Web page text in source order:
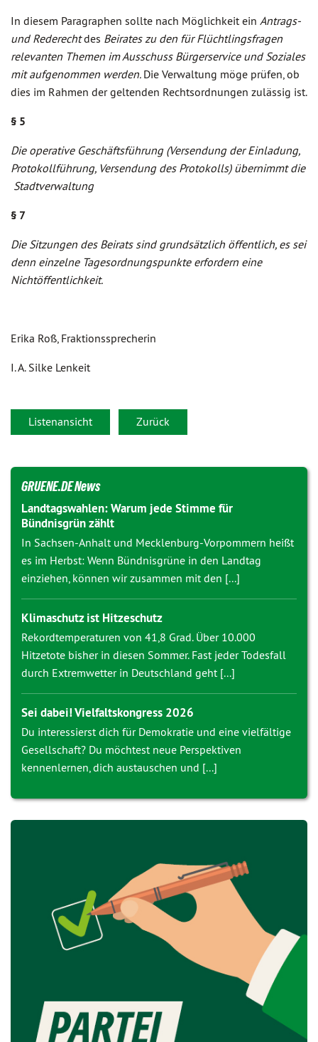
In diesem Paragraphen sollte nach Möglichkeit ein Antrags-
und Rederechtdes Beirates zu den für Flüchtlingsfragen
relevanten Themen im Ausschuss Bürgerservice und Soziales
mit aufgenommen werden. Die Verwaltung möge prüfen, ob
dies im Rahmen der geltenden Rechtsordnungen zulässig ist.
§ 5
Die operative Geschäftsführung (Versendung der Einladung,
Protokollführung, Versendung des Protokolls) übernimmt die
Stadtverwaltung
§ 7
Die Sitzungen des Beirats sind grundsätzlich öffentlich, es sei
denn einzelne Tagesordnungspunkte erfordern eine
Nichtöffentlichkeit.
Erika Roß, Fraktionssprecherin
I. A. Silke Lenkeit
Listenansicht Zurück
GRUENE.DE News
Landtagswahlen: Warum jede Stimme für
Bündnisgrün zählt
In Sachsen-Anhalt und Mecklenburg-Vorpommern heißt
es im Herbst: Wenn Bündnisgrüne in den Landtag
einziehen, können wir zusammen mit den [...]
Klimaschutz ist Hitzeschutz
Rekordtemperaturen von 41,8 Grad. Über 10.000
Hitzetote bisher in diesen Sommer. Fast jeder Todesfall
durch Extremwetter in Deutschland geht [...]
Sei dabei! Vielfaltskongress 2026
Du interessierst dich für Demokratie und eine vielfältige
Gesellschaft? Du möchtest neue Perspektiven
kennenlernen, dich austauschen und [...]